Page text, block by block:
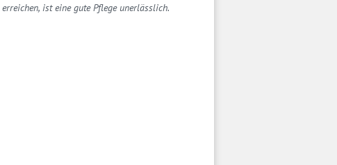
erreichen, ist eine gute Pflege unerlässlich.